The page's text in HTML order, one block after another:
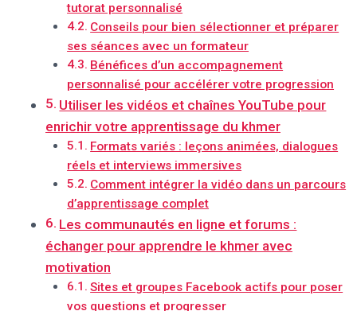
tutorat personnalisé
Conseils pour bien sélectionner et préparer
ses séances avec un formateur
Bénéfices d’un accompagnement
personnalisé pour accélérer votre progression
Utiliser les vidéos et chaînes YouTube pour
enrichir votre apprentissage du khmer
Formats variés : leçons animées, dialogues
réels et interviews immersives
Comment intégrer la vidéo dans un parcours
d’apprentissage complet
Les communautés en ligne et forums :
échanger pour apprendre le khmer avec
motivation
Sites et groupes Facebook actifs pour poser
vos questions et progresser